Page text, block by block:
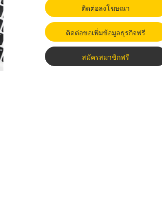
ติดต่อลงโฆษณา
ติดต่อขอเพิ่มข้อมูลธุรกิจฟรี
สมัครสมาชิกฟรี